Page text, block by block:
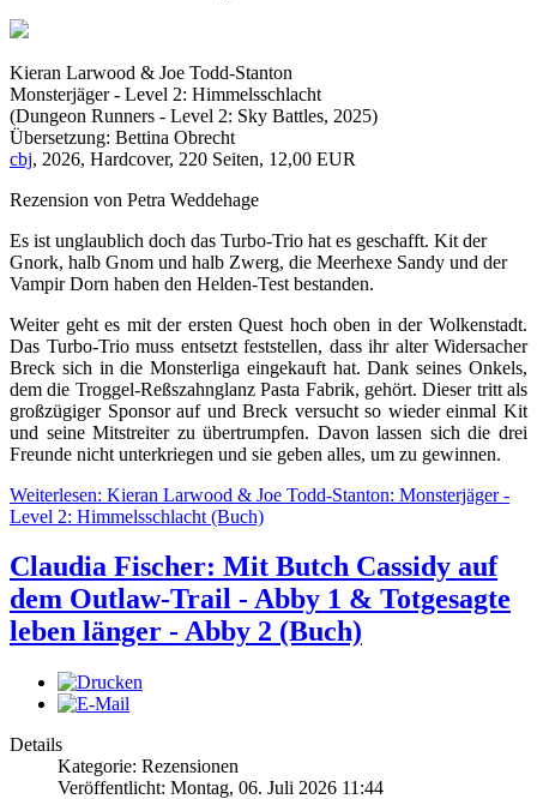
Kieran Larwood & Joe Todd-Stanton
Monsterjäger - Level 2: Himmelsschlacht
(Dungeon Runners - Level 2: Sky Battles, 2025)
Übersetzung: Bettina Obrecht
cbj, 2026, Hardcover, 220 Seiten, 12,00 EUR
Rezension von Petra Weddehage
Es ist unglaublich doch das Turbo-Trio hat es geschafft. Kit der
Gnork, halb Gnom und halb Zwerg, die Meerhexe Sandy und der
Vampir Dorn haben den Helden-Test bestanden.
Weiter geht es mit der ersten Quest hoch oben in der Wolkenstadt.
Das Turbo-Trio muss entsetzt feststellen, dass ihr alter Widersacher
Breck sich in die Monsterliga eingekauft hat. Dank seines Onkels,
dem die Troggel-Reßszahnglanz Pasta Fabrik, gehört. Dieser tritt als
großzügiger Sponsor auf und Breck versucht so wieder einmal Kit
und seine Mitstreiter zu übertrumpfen. Davon lassen sich die drei
Freunde nicht unterkriegen und sie geben alles, um zu gewinnen.
Weiterlesen: Kieran Larwood & Joe Todd-Stanton: Monsterjäger -
Level 2: Himmelsschlacht (Buch)
Claudia Fischer: Mit Butch Cassidy auf
dem Outlaw-Trail - Abby 1 & Totgesagte
leben länger - Abby 2 (Buch)
Details
Kategorie: Rezensionen
Veröffentlicht: Montag, 06. Juli 2026 11:44